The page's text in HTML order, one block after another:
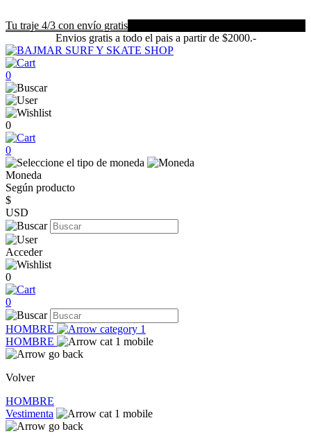
Tu traje 4/3 con envío gratis
Envios gratis a todo el pais a partir de $2000.-
0
0
0
Moneda
Según producto
$
USD
Acceder
0
0
HOMBRE
HOMBRE
Volver
HOMBRE
Vestimenta